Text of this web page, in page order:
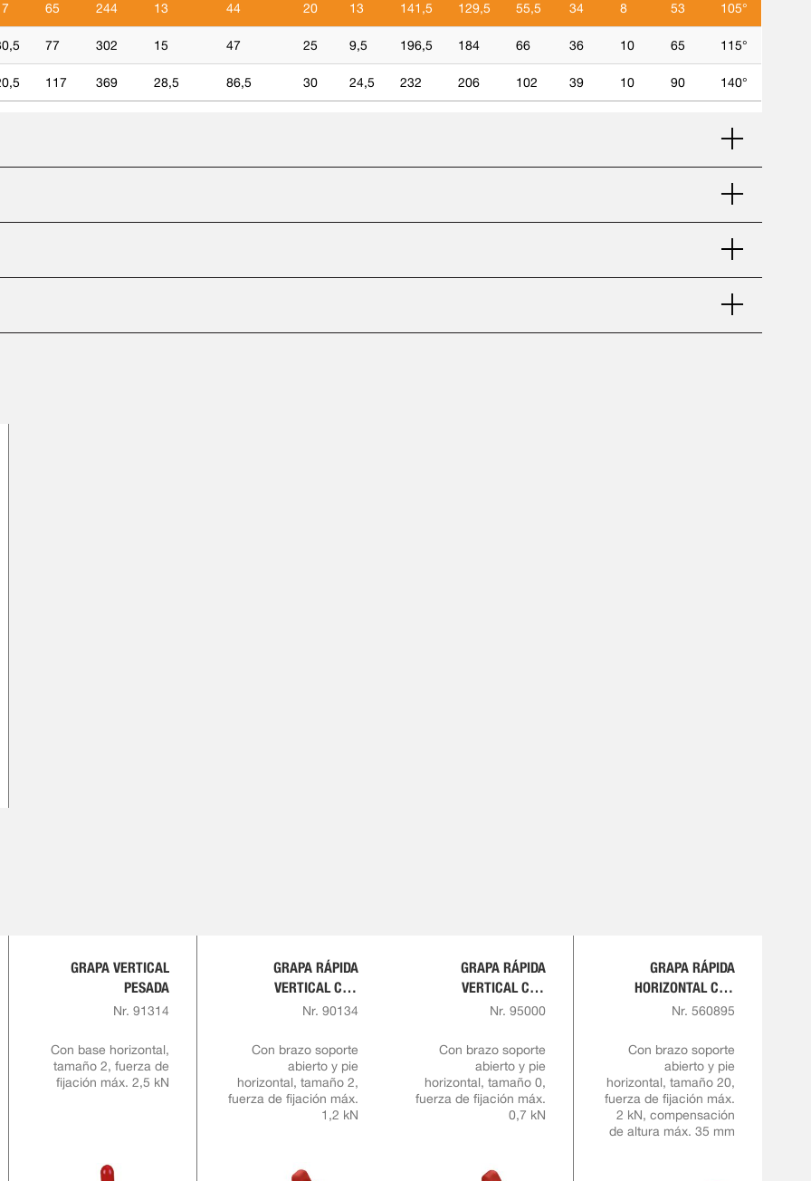
65 244 13 44 20 13 141,5 129,5 55,5 34 8 53 105°
77 302 15 47 25 9,5 196,5 184 66 36 10 65 115°
117 369 28,5 86,5 30 24,5 232 206 102 39 10 90 140°
GRAPA VERTICAL
PESADA
Nr. 91314
Con base horizontal,
tamaño 2, fuerza de
fijación máx. 2,5 kN
GRAPA RÁPIDA
VERTICAL CON
EMPUÑADURA ROJA Y
SEGURIDAD
Nr. 90134
Con brazo soporte
abierto y pie
horizontal, tamaño 2,
fuerza de fijación máx.
1,2 kN
GRAPA RÁPIDA
VERTICAL CON
EMPUÑADURA ROJA
Nr. 95000
Con brazo soporte
abierto y pie
horizontal, tamaño 0,
fuerza de fijación máx.
0,7 kN
GRAPA RÁPIDA
HORIZONTAL CON
ALTURA DE SUJECIÓN
Nr. 560895
Con brazo soporte
abierto y pie
horizontal, tamaño 20,
fuerza de fijación máx.
2 kN, compensación
de altura máx. 35 mm